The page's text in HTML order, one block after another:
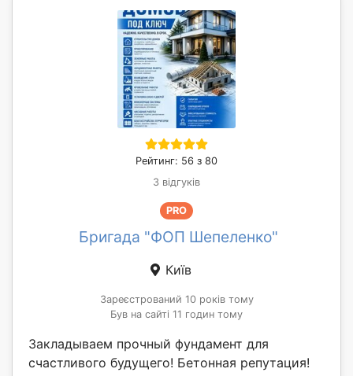
Рейтинг: 56 з 80
3 відгуків
PRO
Бригада "ФОП Шепеленко"
Київ
Зареєстрований 10 років тому
Був на сайті 11 годин тому
Закладываем прочный фундамент для
счастливого будущего! Бетонная репутация!